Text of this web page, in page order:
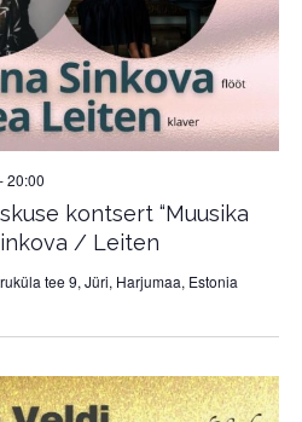
kontsert “Muusika
/ Leiten
-20:00
tee 9, Jüri, Harjumaa, Estonia